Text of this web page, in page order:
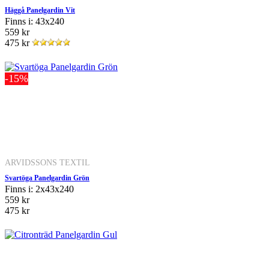
Häggå Panelgardin Vit
Finns i: 43x240
559 kr
475 kr
-15%
ARVIDSSONS TEXTIL
Svartöga Panelgardin Grön
Finns i: 2x43x240
559 kr
475 kr